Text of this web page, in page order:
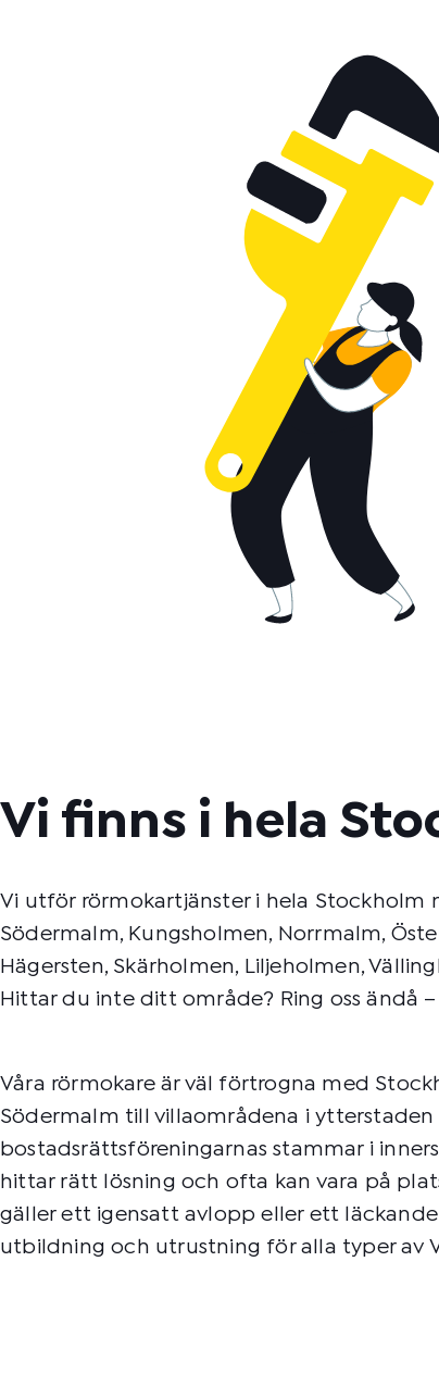
Vi finns i hela
Vi utför rörmokartjänster i hela Stockholm
Södermalm, Kungsholmen, Norrmalm,
Hägersten, Skärholmen, Liljeholmen,
Hittar du inte ditt område? Ring oss ändå
Våra rörmokare är väl förtrogna med
Södermalm till villaområdena i ytterstaden
bostadsrättsföreningarnas stammar i
hittar rätt lösning och ofta kan vara på
gäller ett igensatt avlopp eller ett
utbildning och utrustning för alla typer av